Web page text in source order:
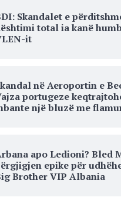
Skandalet e
total ia kanë
it
në Aeroportin e
portugeze
një bluzë me
apo Ledioni? Bled
epike për
Brother VIP Albania